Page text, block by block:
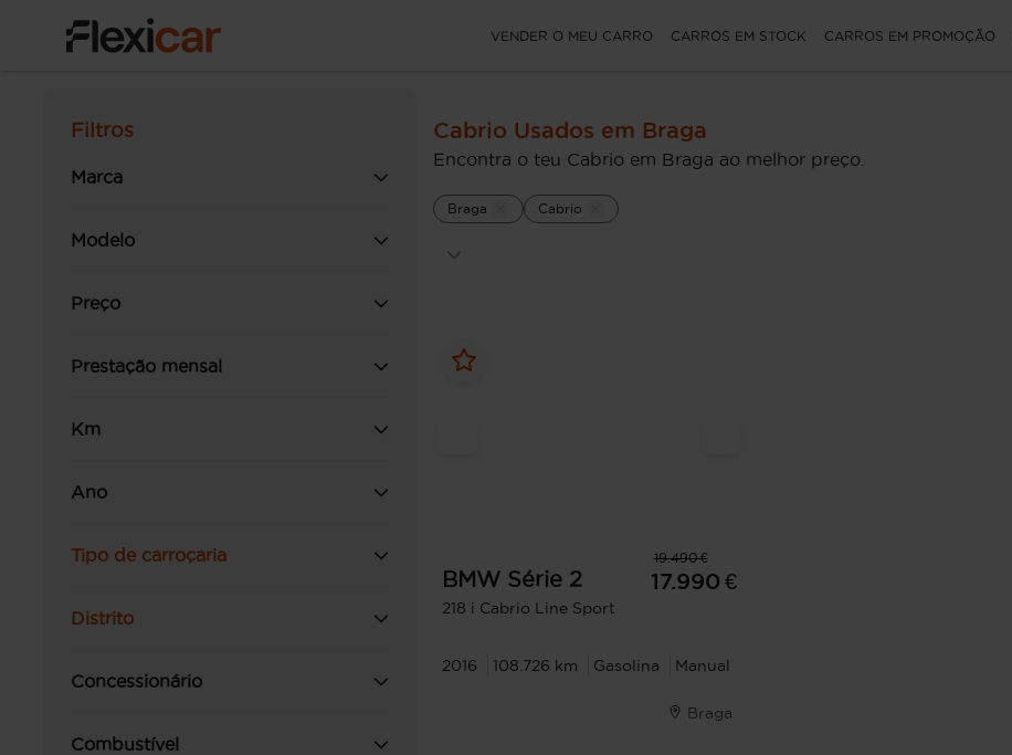
VENDER O MEU CARRO CARROS EM STOCK CARROS EM PROMOÇÃO
Filtros
Marca
Modelo
Preço
Prestação mensal
Km
Ano
Tipo de carroçaria
Distrito
Concessionário
Combustível
Cabrio Usados em Braga
Encontra o teu Cabrio em Braga ao melhor preço.
Braga Cabrio
19.490 €
BMW Série 2
218 i Cabrio Line Sport
17.990 €
2016 108.726 km Gasolina Manual
Braga